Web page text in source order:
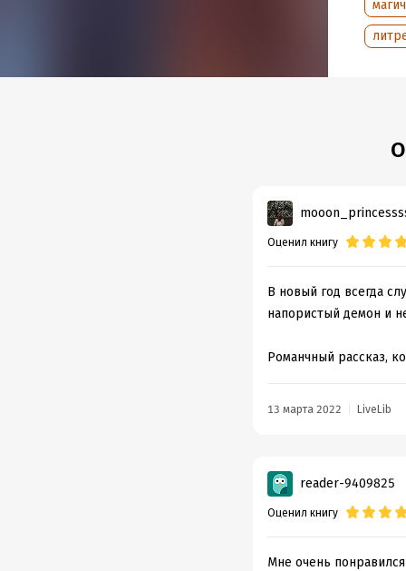
Оценил книгу
В новый год всегда
напористый демон и
Романчный рассказ,
13 марта 2022 LiveLib
reader-9409825
Оценил книгу
Мне очень